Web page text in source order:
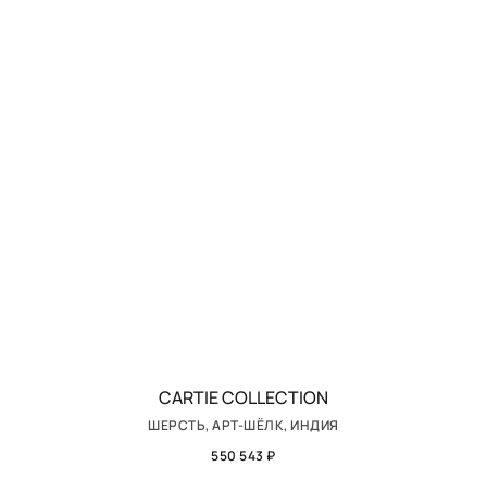
CARTIE COLLECTION
ШЕРСТЬ, АРТ-ШЁЛК, ИНДИЯ
550 543 ₽